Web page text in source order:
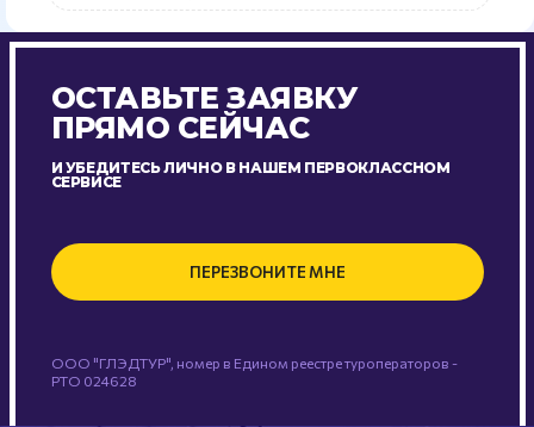
ОСТАВЬТЕ ЗАЯВКУ
ПРЯМО СЕЙЧАС
И УБЕДИТЕСЬ ЛИЧНО В НАШЕМ ПЕРВОКЛАССНОМ
СЕРВИСЕ
ПЕРЕЗВОНИТЕ МНЕ
ООО "ГЛЭДТУР", номер в Едином реестре туроператоров -
РТО 024628